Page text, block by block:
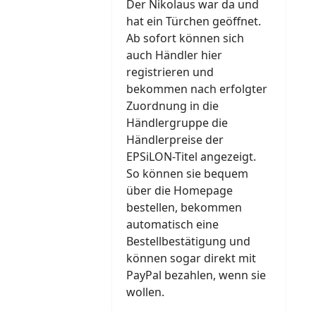
Der Nikolaus war da und
hat ein Türchen geöffnet.
Ab sofort können sich
auch Händler hier
registrieren und
bekommen nach erfolgter
Zuordnung in die
Händlergruppe die
Händlerpreise der
EPSiLON-Titel angezeigt.
So können sie bequem
über die Homepage
bestellen, bekommen
automatisch eine
Bestellbestätigung und
können sogar direkt mit
PayPal bezahlen, wenn sie
wollen.